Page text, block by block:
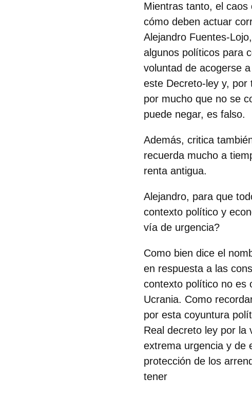
Mientras tanto, el caos
cómo deben actuar
Alejandro Fuentes-Lojo
algunos políticos para
voluntad de acogerse
este Decreto-ley y,
por mucho que no se
puede negar, es falso.
Además, critica
recuerda mucho a
renta antigua.
Alejandro, para que
contexto político y
vía de urgencia?
Como bien dice el
en respuesta a las
contexto político no es
Ucrania. Como
por esta coyuntura
Real decreto ley por la
extrema urgencia y de
protección de los
tener